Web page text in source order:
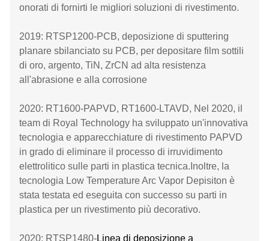
onorati di fornirti le migliori soluzioni di rivestimento.
2019: RTSP1200-PCB, deposizione di sputtering
planare sbilanciato su PCB, per depositare film sottili
di oro, argento, TiN, ZrCN ad alta resistenza
all'abrasione e alla corrosione
2020: RT1600-PAPVD, RT1600-LTAVD, Nel 2020, il
team di Royal Technology ha sviluppato un'innovativa
tecnologia e apparecchiature di rivestimento PAPVD
in grado di eliminare il processo di irruvidimento
elettrolitico sulle parti in plastica tecnica.Inoltre, la
tecnologia Low Temperature Arc Vapor Depisiton è
stata testata ed eseguita con successo su parti in
plastica per un rivestimento più decorativo.
2020: RTSP1480-Linea di deposizione a